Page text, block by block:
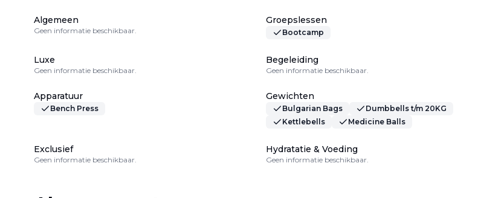
Algemeen
Geen informatie beschikbaar.
Groepslessen
Bootcamp
Luxe
Geen informatie beschikbaar.
Begeleiding
Geen informatie beschikbaar.
Apparatuur
Bench Press
Gewichten
Bulgarian Bags
Dumbbells t/m 20KG
Kettlebells
Medicine Balls
Exclusief
Geen informatie beschikbaar.
Hydratatie & Voeding
Geen informatie beschikbaar.